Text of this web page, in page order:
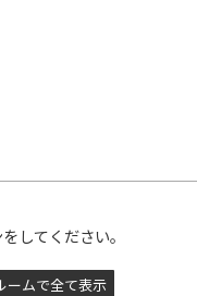
してください。
ームで全て表示